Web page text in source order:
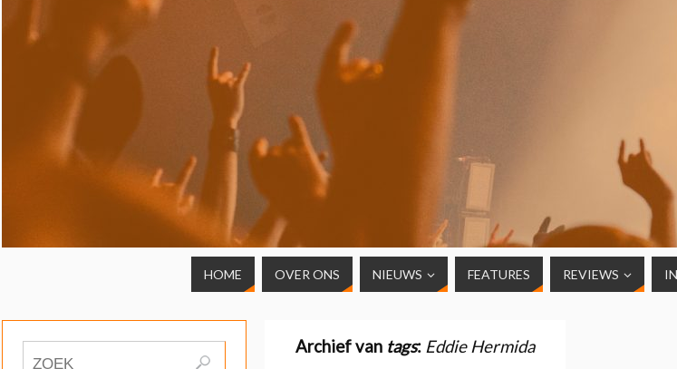
HOME OVER ONS NIEUWS FEATURES REVIEWS
Archief van tags: Eddie Hermida